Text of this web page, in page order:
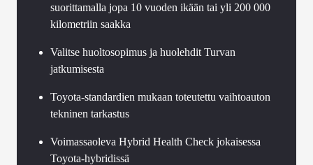
suorittamalla jopa 10 vuoden ikään tai yli 200 000
kilometriin saakka
Valitse huoltosopimus ja huolehdit Turvan
jatkumisesta
Toyota-standardien mukaan toteutettu vaihtoauton
tekninen tarkastus
Voimassaoleva Hybrid Health Check jokaisessa
Toyota-hybridissä